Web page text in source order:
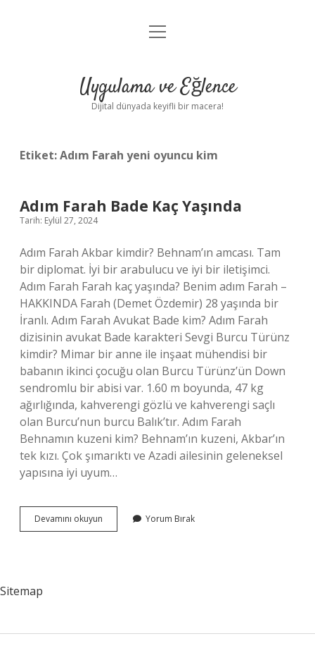
Anasayfa
Yasal Uyarı
menüyü
Uygulama ve Eğlence
Dijital dünyada keyifli bir macera!
Etiket:Adım Farah yeni oyuncu kim
Adım Farah Bade Kaç Yaşında
Tarih: Eylül 27, 2024
Adım Farah Akbar kimdir? Behnam’ın amcası. Tam
bir diplomat. İyi bir arabulucu ve iyi bir iletişimci.
Adım Farah Farah kaç yaşında? Benim adım Farah –
HAKKINDA Farah (Demet Özdemir) 28 yaşında bir
İranlı. Adım Farah Avukat Bade kim? Adım Farah
dizisinin avukat Bade karakteri Sevgi Burcu Türünz
kimdir? Mimar bir anne ile inşaat mühendisi bir
babanın ikinci çocuğu olan Burcu Türünz’ün Down
sendromlu bir abisi var. 1.60 m boyunda, 47 kg
ağırlığında, kahverengi gözlü ve kahverengi saçlı
olan Burcu’nun burcu Balık’tır. Adım Farah
Behnamın kuzeni kim? Behnam’ın kuzeni, Akbar’ın
tek kızı. Çok şımarıktı ve Azadi ailesinin geleneksel
yapısına iyi uyum…
Devamını okuyun
Farah
Yorum Bırak
Sitemap